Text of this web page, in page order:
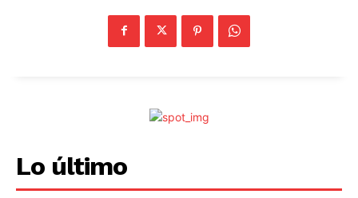
Lo último